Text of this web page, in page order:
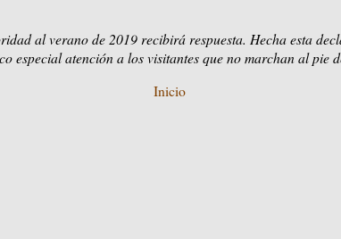
al verano de 2019 recibirá respuesta. Hecha esta
especial atención a los visitantes que no marchan al pie
Inicio